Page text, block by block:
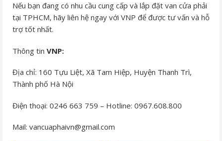
Nếu bạn đang có nhu cầu cung cấp và lắp đặt van cửa phải
tại TPHCM, hãy liên hệ ngay với VNP để được tư vấn và hỗ
trợ tốt nhất.
Thông tin VNP:
Địa chỉ: 160 Tựu Liệt, Xã Tam Hiệp, Huyện Thanh Trì,
Thành phố Hà Nội
Điện thoại: 0246 663 759 – Hotline: 0967.608.800
Mail: vancuaphaivn@gmail.com